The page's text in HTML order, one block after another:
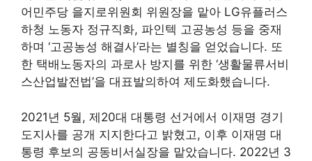
어민주당 을지로위원회 위원장을 맡아 LG유플러스
하청 노동자 정규직화, 파인텍 고공농성 등을 중재
하며 ‘고공농성 해결사’라는 별칭을 얻었습니다. 또
한 택배노동자의 과로사 방지를 위한 ‘생활물류서비
스산업발전법’을 대표발의하여 제도화했습니다.
2021년 5월, 제20대 대통령 선거에서 이재명 경기
도지사를 공개 지지한다고 밝혔고, 이후 이재명 대
통령 후보의 공동비서실장을 맡았습니다. 2022년 3